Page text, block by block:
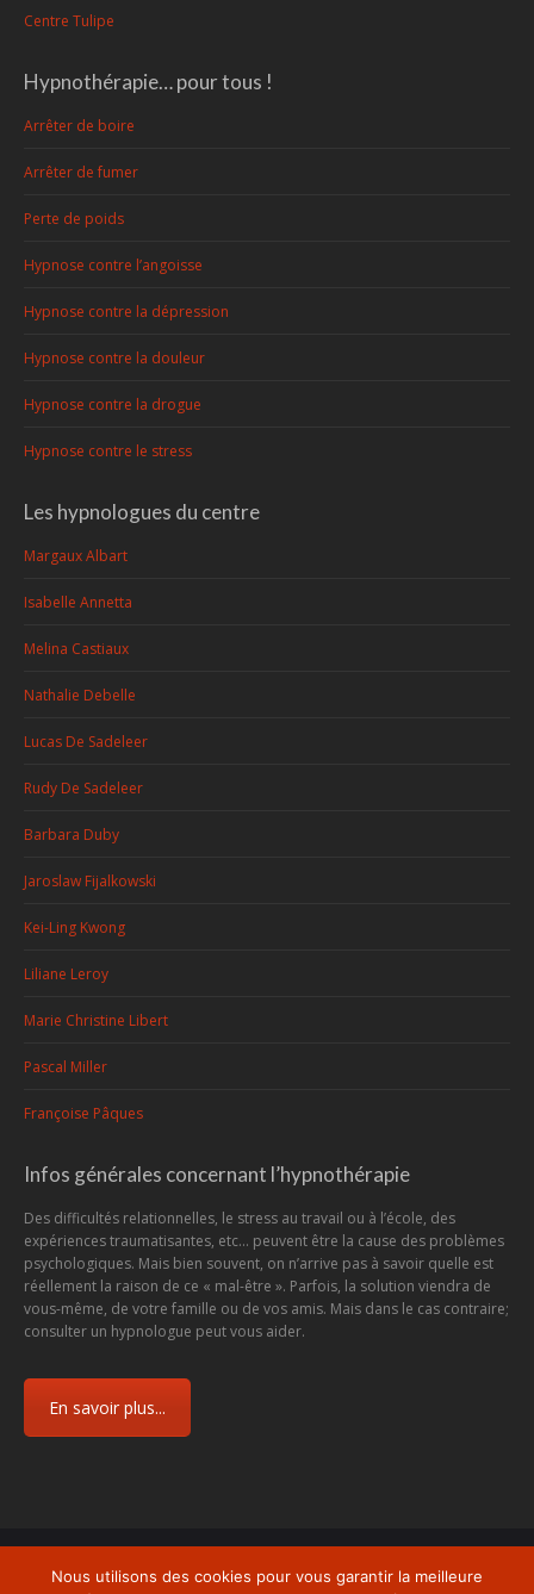
Centre Tulipe
Hypnothérapie… pour tous !
Arrêter de boire
Arrêter de fumer
Perte de poids
Hypnose contre l’angoisse
Hypnose contre la dépression
Hypnose contre la douleur
Hypnose contre la drogue
Hypnose contre le stress
Les hypnologues du centre
Margaux Albart
Isabelle Annetta
Melina Castiaux
Nathalie Debelle
Lucas De Sadeleer
Rudy De Sadeleer
Barbara Duby
Jaroslaw Fijalkowski
Kei-Ling Kwong
Liliane Leroy
Marie Christine Libert
Pascal Miller
Françoise Pâques
Infos générales concernant l’hypnothérapie
Des difficultés relationnelles, le stress au travail ou à l’école, des
expériences traumatisantes, etc... peuvent être la cause des problèmes
psychologiques. Mais bien souvent, on n’arrive pas à savoir quelle est
réellement la raison de ce « mal-être ». Parfois, la solution viendra de
vous-même, de votre famille ou de vos amis. Mais dans le cas contraire;
consulter un hypnologue peut vous aider.
En savoir plus...
Nous utilisons des cookies pour vous garantir la meilleure